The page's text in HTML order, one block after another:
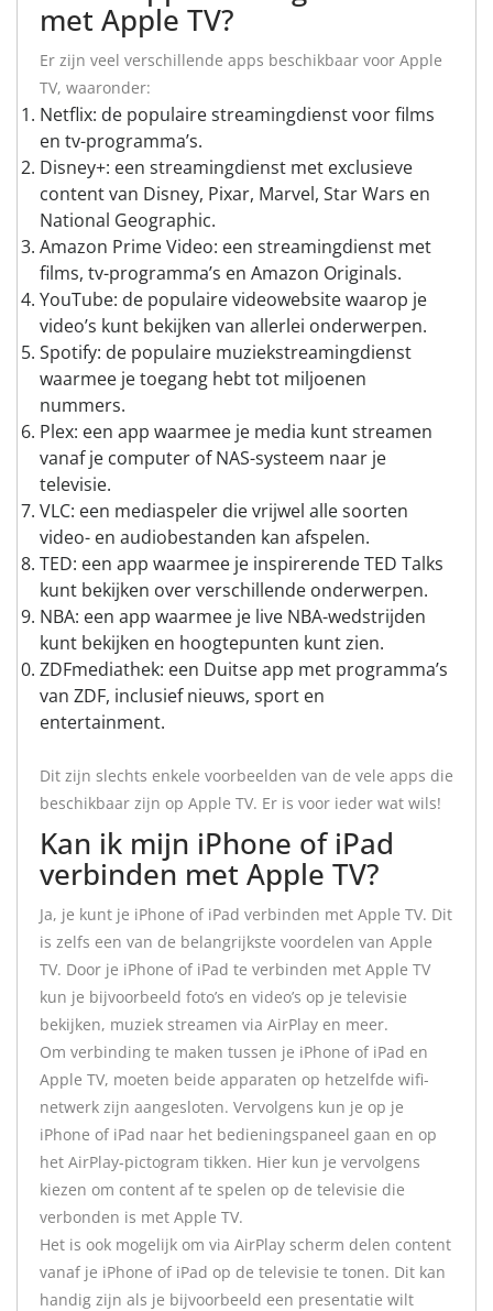
met Apple TV?
Er zijn veel verschillende apps beschikbaar voor Apple
TV, waaronder:
Netflix: de populaire streamingdienst voor films
en tv-programma’s.
Disney+: een streamingdienst met exclusieve
content van Disney, Pixar, Marvel, Star Wars en
National Geographic.
Amazon Prime Video: een streamingdienst met
films, tv-programma’s en Amazon Originals.
YouTube: de populaire videowebsite waarop je
video’s kunt bekijken van allerlei onderwerpen.
Spotify: de populaire muziekstreamingdienst
waarmee je toegang hebt tot miljoenen
nummers.
Plex: een app waarmee je media kunt streamen
vanaf je computer of NAS-systeem naar je
televisie.
VLC: een mediaspeler die vrijwel alle soorten
video- en audiobestanden kan afspelen.
TED: een app waarmee je inspirerende TED Talks
kunt bekijken over verschillende onderwerpen.
NBA: een app waarmee je live NBA-wedstrijden
kunt bekijken en hoogtepunten kunt zien.
ZDFmediathek: een Duitse app met programma’s
van ZDF, inclusief nieuws, sport en
entertainment.
Dit zijn slechts enkele voorbeelden van de vele apps die
beschikbaar zijn op Apple TV. Er is voor ieder wat wils!
Kan ik mijn iPhone of iPad
verbinden met Apple TV?
Ja, je kunt je iPhone of iPad verbinden met Apple TV. Dit
is zelfs een van de belangrijkste voordelen van Apple
TV. Door je iPhone of iPad te verbinden met Apple TV
kun je bijvoorbeeld foto’s en video’s op je televisie
bekijken, muziek streamen via AirPlay en meer.
Om verbinding te maken tussen je iPhone of iPad en
Apple TV, moeten beide apparaten op hetzelfde wifi-
netwerk zijn aangesloten. Vervolgens kun je op je
iPhone of iPad naar het bedieningspaneel gaan en op
het AirPlay-pictogram tikken. Hier kun je vervolgens
kiezen om content af te spelen op de televisie die
verbonden is met Apple TV.
Het is ook mogelijk om via AirPlay scherm delen content
vanaf je iPhone of iPad op de televisie te tonen. Dit kan
handig zijn als je bijvoorbeeld een presentatie wilt